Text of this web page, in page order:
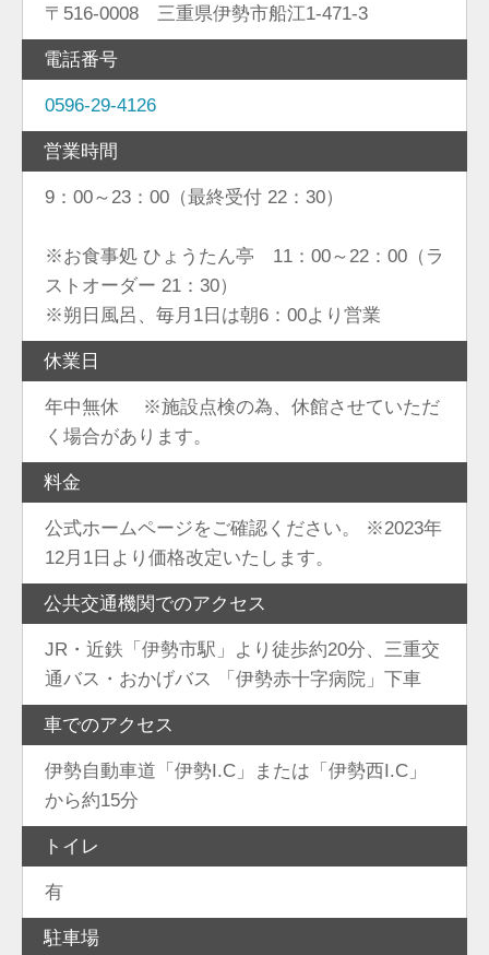
〒516-0008 三重県伊勢市船江1-471-3
電話番号
0596-29-4126
営業時間
9：00～23：00（最終受付 22：30）
※お食事処 ひょうたん亭 11：00～22：00（ラ
ストオーダー 21：30）
※朔日風呂、毎月1日は朝6：00より営業
休業日
年中無休 ※施設点検の為、休館させていただ
く場合があります。
料金
公式ホームページをご確認ください。 ※2023年
12月1日より価格改定いたします。
公共交通機関でのアクセス
JR・近鉄「伊勢市駅」より徒歩約20分、三重交
通バス・おかげバス 「伊勢赤十字病院」下車
車でのアクセス
伊勢自動車道「伊勢I.C」または「伊勢西I.C」
から約15分
トイレ
有
駐車場